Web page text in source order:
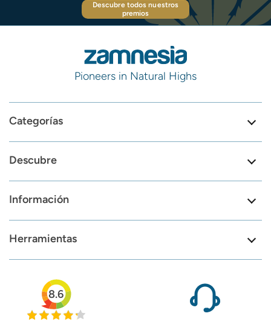
Descubre todos nuestros
premios
Pioneers in Natural Highs
Categorías
Descubre
Información
Herramientas
8.6